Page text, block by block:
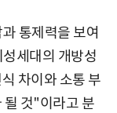
통제력을 보여
세대의 개방성
차이와 소통 부
될 것"이라고 분